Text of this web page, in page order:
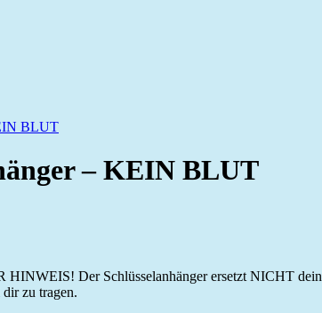
– KEIN BLUT
Der Schlüsselanhänger ersetzt NICHT
zu tragen.